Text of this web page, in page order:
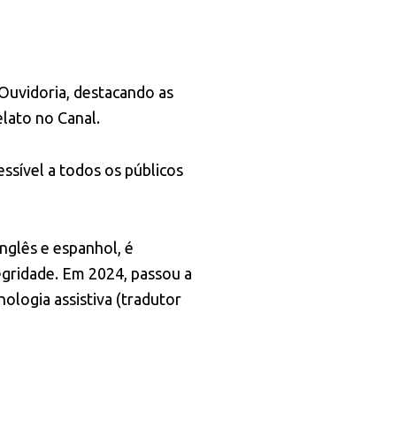
destacando as
no Canal.
a todos os públicos
e espanhol, é
Em 2024, passou a
assistiva (tradutor